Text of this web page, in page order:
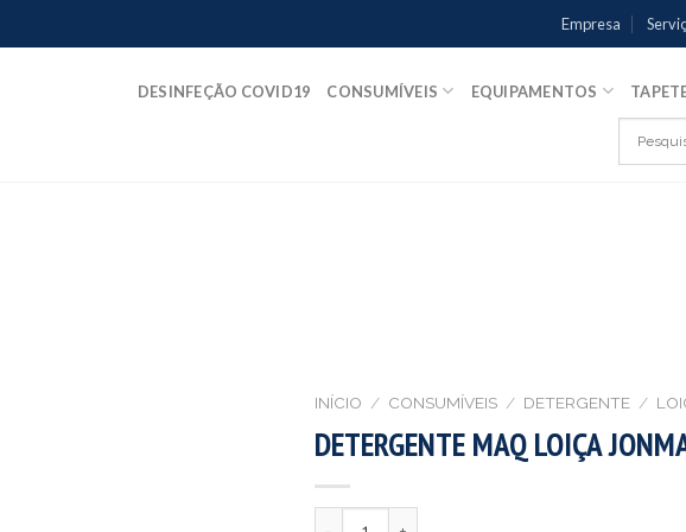
Empresa
DESINFEÇÃO COVID19 CONSUMÍVEIS EQUIPAMENTOS
INÍCIO / CONSUMÍVEIS / DETERGENTE /
DETERGENTE MAQ LOIÇA